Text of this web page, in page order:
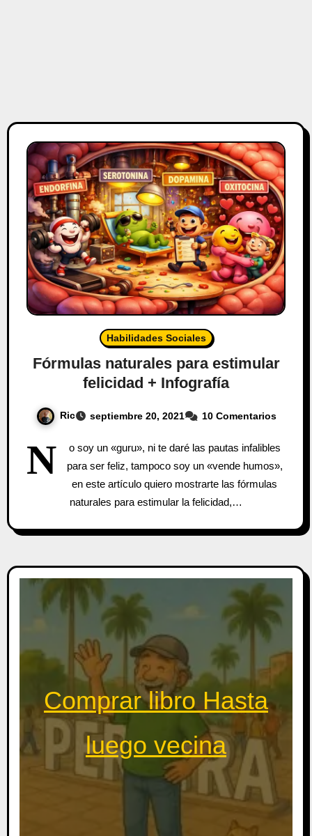
Habilidades Sociales
Fórmulas naturales para estimular
felicidad + Infografía
Ric septiembre 20, 2021 10 Comentarios
N
o soy un «guru», ni te daré las pautas infalibles
para ser feliz, tampoco soy un «vende humos»,
en este artículo quiero mostrarte las fórmulas
naturales para estimular la felicidad,…
Comprar libro Hasta
luego vecina